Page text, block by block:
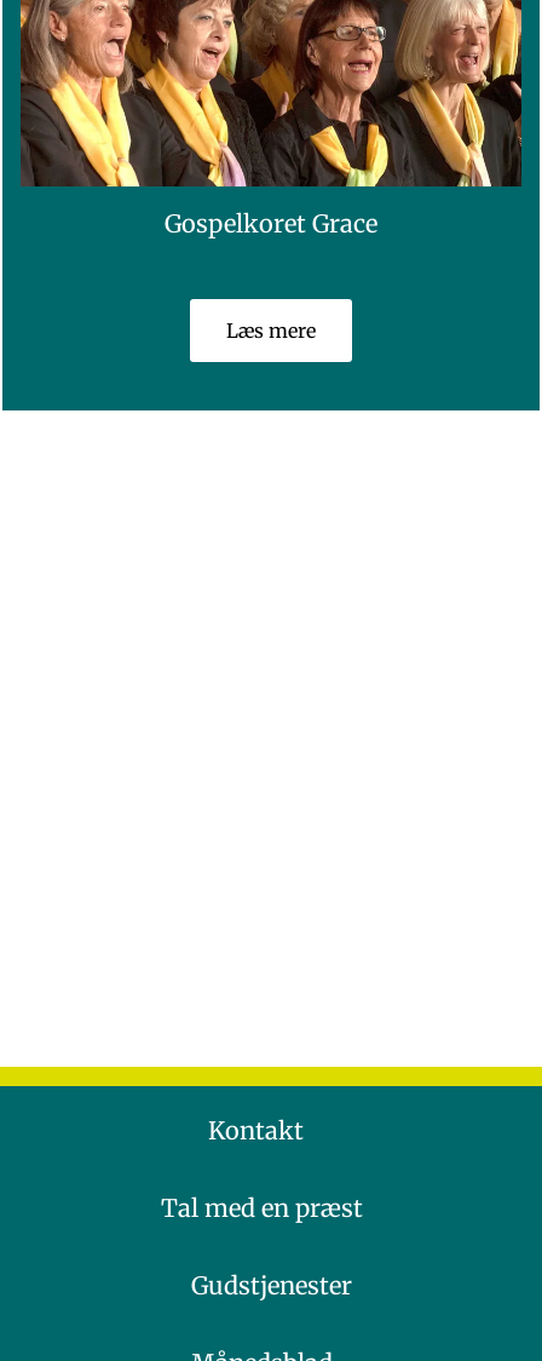
Gospelkoret Grace
Læs mere
Kontakt
Tal med en præst
Gudstjenester